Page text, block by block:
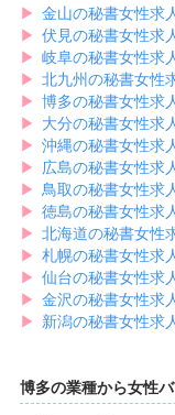
▶︎ 金山の秘書女性求
▶︎ 伏見の秘書女性求
▶︎ 岐阜の秘書女性求
▶︎ 北九州の秘書女性
▶︎ 博多の秘書女性求
▶︎ 大分の秘書女性求
▶︎ 沖縄の秘書女性求
▶︎ 広島の秘書女性求
▶︎ 鳥取の秘書女性求
▶︎ 徳島の秘書女性求
▶︎ 北海道の秘書女性
▶︎ 札幌の秘書女性求
▶︎ 仙台の秘書女性求
▶︎ 金沢の秘書女性求
▶︎ 新潟の秘書女性求
博多の業種から女性